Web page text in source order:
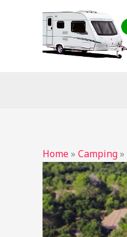
Home» Camping»